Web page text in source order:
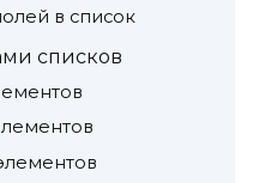
в список
списков